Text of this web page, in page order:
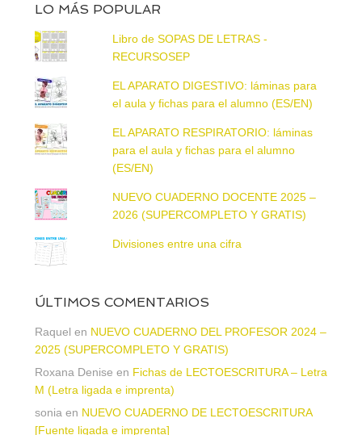
LO MÁS POPULAR
Libro de SOPAS DE LETRAS -
RECURSOSEP
EL APARATO DIGESTIVO: láminas para
el aula y fichas para el alumno (ES/EN)
EL APARATO RESPIRATORIO: láminas
para el aula y fichas para el alumno
(ES/EN)
NUEVO CUADERNO DOCENTE 2025 –
2026 (SUPERCOMPLETO Y GRATIS)
Divisiones entre una cifra
ÚLTIMOS COMENTARIOS
Raquel en NUEVO CUADERNO DEL PROFESOR 2024 –
2025 (SUPERCOMPLETO Y GRATIS)
Roxana Denise en Fichas de LECTOESCRITURA – Letra
M (Letra ligada e imprenta)
sonia en NUEVO CUADERNO DE LECTOESCRITURA
[Fuente ligada e imprenta]